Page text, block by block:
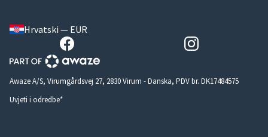
Hrvatski — EUR
Awaze A/S, Virumgårdsvej 27, 2830 Virum - Danska, PDV br. DK17484575
Uvjeti i odredbe*